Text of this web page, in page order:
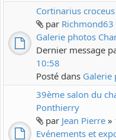
Cortinarius croceus
par Richmond63
Galerie photos
Dernier message
10:58
Posté dans Galerie
39ème salon du
Ponthierry
par Jean Pierre »
Evénements et